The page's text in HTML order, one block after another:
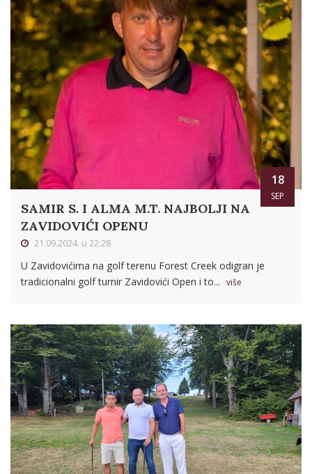
18
SEP
SAMIR S. I ALMA M.T. NAJBOLJI NA
ZAVIDOVIĆI OPENU
21.09.2024. u 22:28
U Zavidovićima na golf terenu Forest Creek odigran je
tradicionalni golf turnir Zavidovići Open i to... više